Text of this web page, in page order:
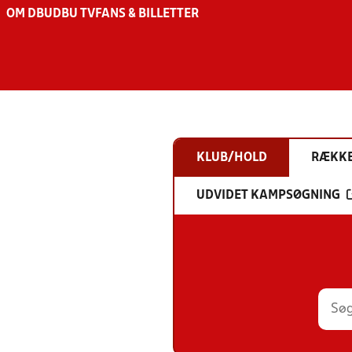
OM DBU DBU TV FANS & BILLETTER
KLUB/HOLD
UDVIDET KAMPSØGNING